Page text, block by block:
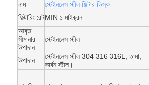
বোনা তারের জাল
পাথরের গ্যাবিয়ন বাস্কেট
স্থাপত্য ধাতু জাল
অ্যালুমিনিয়াম চেইন ফ্লাই স্ক্রিন
নাম
স্টেইনলেস স্টীল ফিল্টার ডিস্ক
ফিল্টারিং রেটMIN ১ মাইক্রন
আবৃত
সীমানার
উপাদান
স্টেইনলেস স্টীল
উপাদান
স্টেইনলেস স্টীল 304 316 316L, তামা,
কার্বন স্টীল।